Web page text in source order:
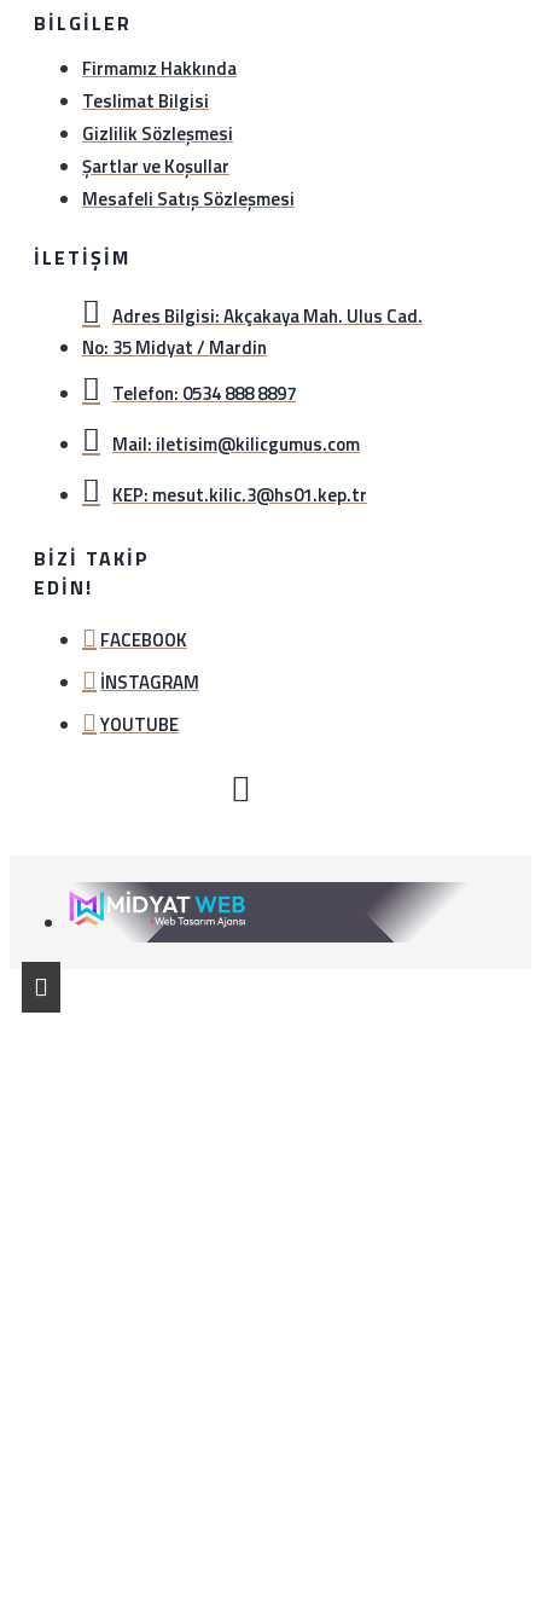
BILGILER
Firmamız Hakkında
Teslimat Bilgisi
Gizlilik Sözleşmesi
Şartlar ve Koşullar
Mesafeli Satış Sözleşmesi
İLETIŞIM
Adres Bilgisi: Akçakaya Mah. Ulus Cad.
No: 35 Midyat / Mardin
Telefon: 0534 888 8897
Mail: iletisim@kilicgumus.com
KEP: mesut.kilic.3@hs01.kep.tr
BIZI TAKIP
EDIN!
FACEBOOK
İNSTAGRAM
YOUTUBE